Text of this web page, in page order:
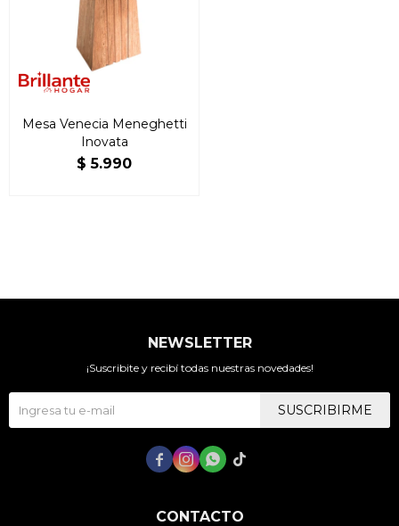
Mesa Venecia Meneghetti
Inovata
$ 5.990
CONTACTO
NEWSLETTER
¡Suscribite y recibí todas nuestras novedades!
SUSCRIBIRME
   